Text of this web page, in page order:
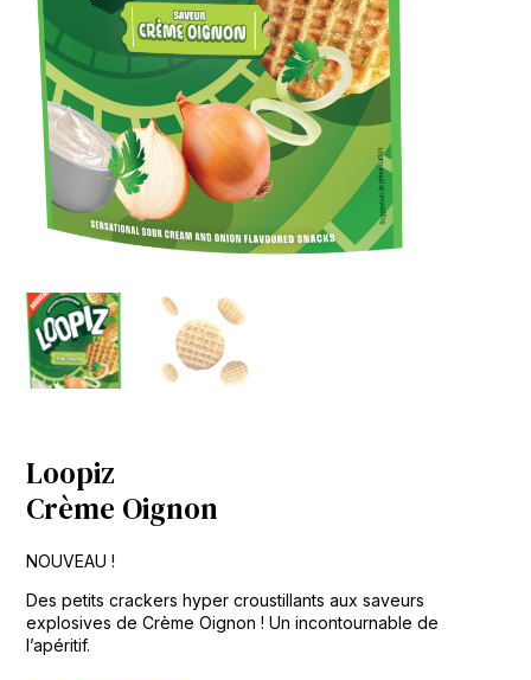
Loopiz
Crème Oignon
NOUVEAU !
Des petits crackers hyper croustillants aux saveurs
explosives de Crème Oignon ! Un incontournable de
l’apéritif.